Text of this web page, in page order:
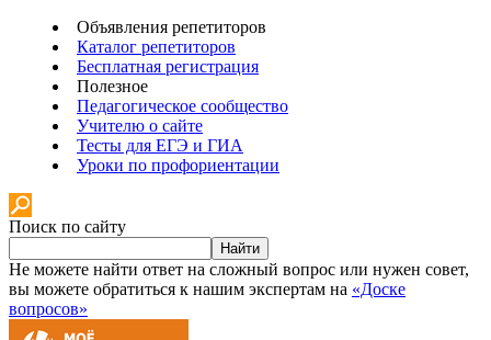
Объявления репетиторов
Каталог репетиторов
Бесплатная регистрация
Полезное
Педагогическое сообщество
Учителю о сайте
Тесты для ЕГЭ и ГИА
Уроки по профориентации
Поиск по сайту
Найти
Не можете найти ответ на сложный вопрос или нужен совет,
вы можете обратиться к нашим экспертам на «Доске
вопросов»